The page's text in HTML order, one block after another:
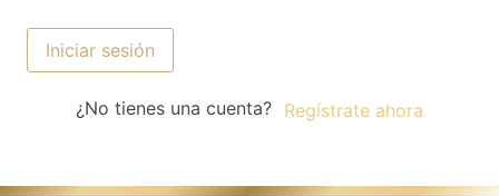
Iniciar sesión
¿No tienes una cuenta? Regístrate ahora